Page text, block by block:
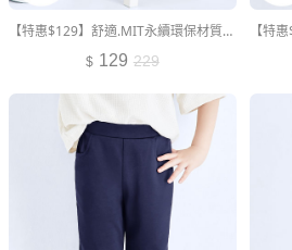
【特惠$129】舒適.MIT永續環保材質-抗UV吸排抗菌束口長褲-童裝
129 229